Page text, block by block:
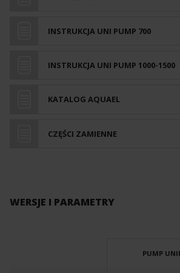
INSTRUKCJA UNI PUMP 700
INSTRUKCJA UNI PUMP 1000-1500
KATALOG AQUAEL
CZĘŚCI ZAMIENNE
WERSJE I PARAMETRY
PUMP